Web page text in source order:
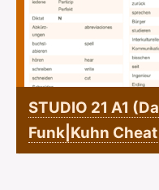
STUDIO 21 A1
Funk|Kuhn